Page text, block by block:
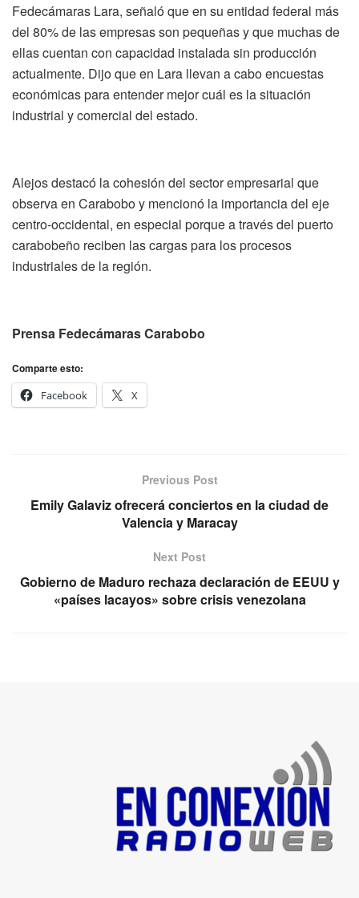
Fedecámaras Lara, señaló que en su entidad federal más
del 80% de las empresas son pequeñas y que muchas de
ellas cuentan con capacidad instalada sin producción
actualmente. Dijo que en Lara llevan a cabo encuestas
económicas para entender mejor cuál es la situación
industrial y comercial del estado.
Alejos destacó la cohesión del sector empresarial que
observa en Carabobo y mencionó la importancia del eje
centro-occidental, en especial porque a través del puerto
carabobeño reciben las cargas para los procesos
industriales de la región.
Prensa Fedecámaras Carabobo
Comparte esto:
Facebook
X
Previous Post
Emily Galaviz ofrecerá conciertos en la ciudad de
Valencia y Maracay
Next Post
Gobierno de Maduro rechaza declaración de EEUU y
«países lacayos» sobre crisis venezolana